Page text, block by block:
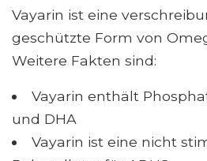
Vayarin ist eine
geschützte Form von
Weitere Fakten sind:
Vayarin enthält
und DHA
Vayarin ist eine nicht